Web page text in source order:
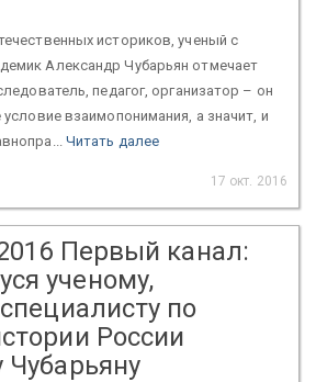
историков, ученый с
Александр Чубарьян отмечает
педагог, организатор – он
взаимопонимания, а значит, и
Читать далее
17 окт. 2016
Первый канал:
ученому,
по
России